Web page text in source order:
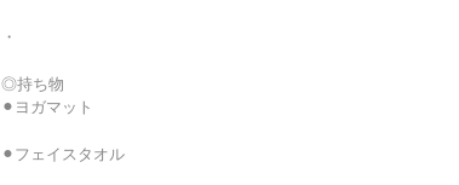
・
◎持ち物
⚫︎ヨガマット
⚫︎フェイスタオル